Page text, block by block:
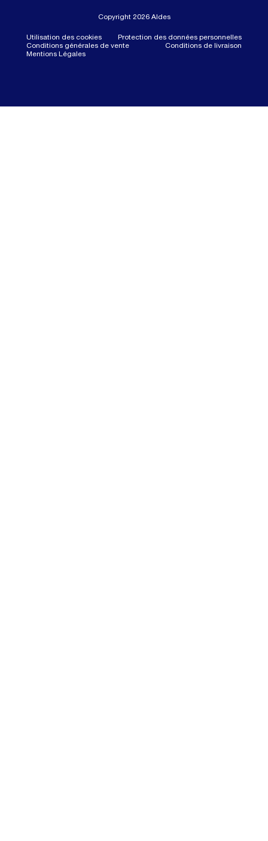
Copyright 2026 Aldes
Utilisation des cookies
Protection des données personnelles
Conditions générales de vente
Conditions de livraison
Mentions Légales